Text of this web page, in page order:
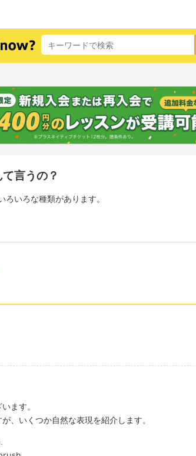
言うの？
いろな種類があります。
ます。
、いくつか自然な表現を紹介します。